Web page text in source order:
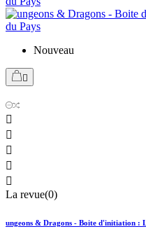
Nouveau






La revue(0)
ungeons & Dragons - Boite d'initiation :